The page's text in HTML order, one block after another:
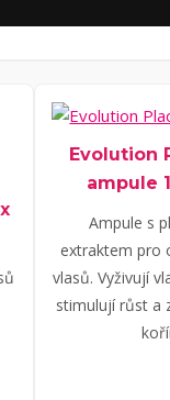
Evolution
ampule
Ampule s
extraktem pro
vlasů. Vyživují
stimulují růst a